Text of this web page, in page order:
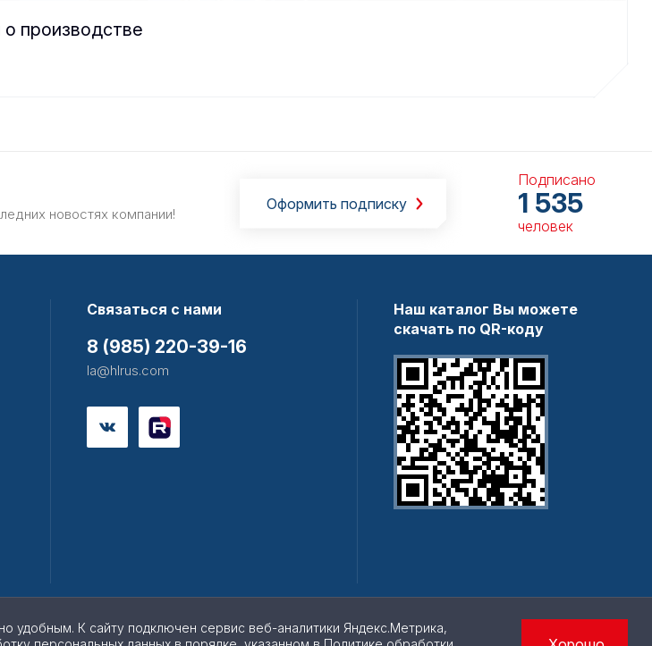
производстве
новостях компании!
Оформить подписку
Подписано
1 535
человек
Связаться с нами
8 (985) 220-39-16
la@hlrus.com
Наш каталог Вы можете
скачать по QR-коду
удобным. К cайту подключен сервис веб-аналитики Яндекс.Метрика,